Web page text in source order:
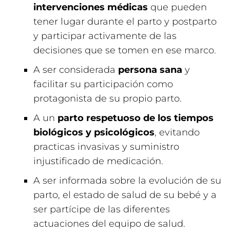
intervenciones médicas que pueden
tener lugar durante el parto y postparto
y participar activamente de las
decisiones que se tomen en ese marco.
A ser considerada persona sana y
facilitar su participación como
protagonista de su propio parto.
A un parto respetuoso de los tiempos
biológicos y psicológicos, evitando
practicas invasivas y suministro
injustificado de medicación.
A ser informada sobre la evolución de su
parto, el estado de salud de su bebé y a
ser partícipe de las diferentes
actuaciones del equipo de salud.